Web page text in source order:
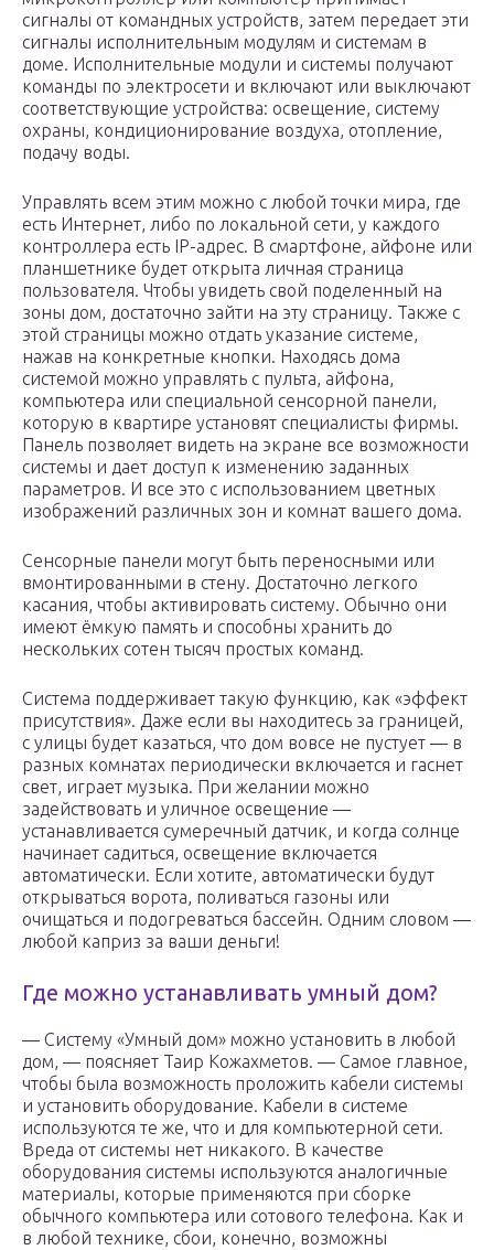
сигналы от командных устройств, затем передает эти
сигналы исполнительным модулям и системам в
доме. Исполнительные модули и системы получают
команды по электросети и включают или выключают
соответствующие устройства: освещение, систему
охраны, кондиционирование воздуха, отопление,
подачу воды.
Управлять всем этим можно с любой точки мира, где
есть Интернет, либо по локальной сети, у каждого
контроллера есть IP-адрес. В смартфоне, айфоне или
планшетнике будет открыта личная страница
пользователя. Чтобы увидеть свой поделенный на
зоны дом, достаточно зайти на эту страницу. Также с
этой страницы можно отдать указание системе,
нажав на конкретные кнопки. Находясь дома
системой можно управлять с пульта, айфона,
компьютера или специальной сенсорной панели,
которую в квартире установят специалисты фирмы.
Панель позволяет видеть на экране все возможности
системы и дает доступ к изменению заданных
параметров. И все это с использованием цветных
изображений различных зон и комнат вашего дома.
Сенсорные панели могут быть переносными или
вмонтированными в стену. Достаточно легкого
касания, чтобы активировать систему. Обычно они
имеют ёмкую память и способны хранить до
нескольких сотен тысяч простых команд.
Система поддерживает такую функцию, как «эффект
присутствия». Даже если вы находитесь за границей,
с улицы будет казаться, что дом вовсе не пустует — в
разных комнатах периодически включается и гаснет
свет, играет музыка. При желании можно
задействовать и уличное освещение —
устанавливается сумеречный датчик, и когда солнце
начинает садиться, освещение включается
автоматически. Если хотите, автоматически будут
открываться ворота, поливаться газоны или
очищаться и подогреваться бассейн. Одним словом —
любой каприз за ваши деньги!
Где можно устанавливать умный дом?
— Систему «Умный дом» можно установить в любой
дом, — поясняет Таир Кожахметов. — Самое главное,
чтобы была возможность проложить кабели системы
и установить оборудование. Кабели в системе
используются те же, что и для компьютерной сети.
Вреда от системы нет никакого. В качестве
оборудования системы используются аналогичные
материалы, которые применяются при сборке
обычного компьютера или сотового телефона. Как и
в любой технике, сбои, конечно, возможны